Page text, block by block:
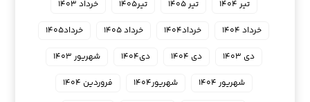
تیر ۱۴۰۴ تیر ۱۴۰۵ تیر۱۴۰۵
خرداد ۱۴۰۳
خرداد ۱۴۰۴
خرداد۱۴۰۴ خرداد ۱۴۰۵
خرداد۱۴۰۵
دی ۱۴۰۳
دی ۱۴۰۴ دی۱۴۰۴
شهریور ۱۴۰۳
شهریور ۱۴۰۴
شهریور۱۴۰۴
فروردین ۱۴۰۴